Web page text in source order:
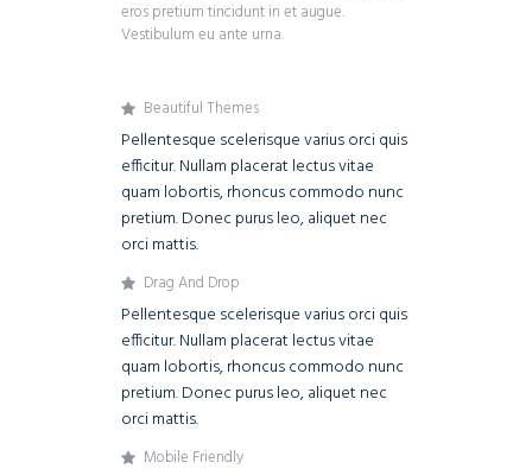
eros pretium tincidunt in et augue.
Vestibulum eu ante urna.
Beautiful Themes
Pellentesque scelerisque varius orci quis
efficitur. Nullam placerat lectus vitae
quam lobortis, rhoncus commodo nunc
pretium. Donec purus leo, aliquet nec
orci mattis.
Drag And Drop
Pellentesque scelerisque varius orci quis
efficitur. Nullam placerat lectus vitae
quam lobortis, rhoncus commodo nunc
pretium. Donec purus leo, aliquet nec
orci mattis.
Mobile Friendly